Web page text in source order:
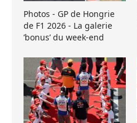
Photos - GP de Hongrie
de F1 2026 - La galerie
’bonus’ du week-end